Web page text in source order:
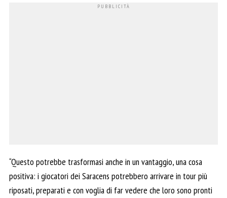
“Questo potrebbe trasformasi anche in un vantaggio, una cosa
positiva: i giocatori dei Saracens potrebbero arrivare in tour più
riposati, preparati e con voglia di far vedere che loro sono pronti